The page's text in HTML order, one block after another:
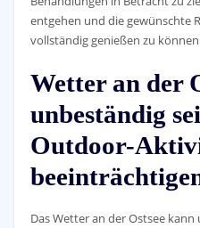
entgehen und die gewünschte
vollständig genießen zu
Wetter an der
unbeständig
Outdoor-
Das Wetter an der Ostsee